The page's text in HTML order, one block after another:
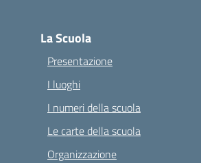
La Scuola
Presentazione
I luoghi
I numeri della scuola
Le carte della scuola
Organizzazione